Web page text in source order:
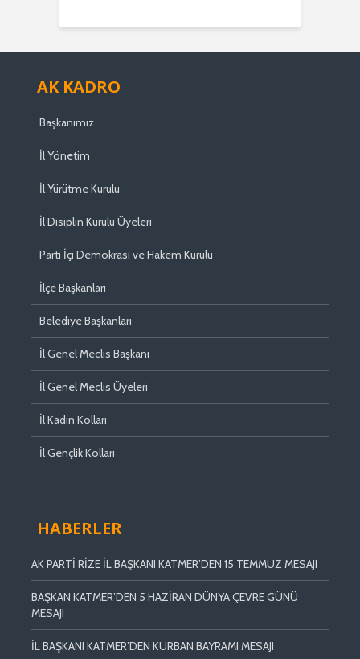
AK KADRO
Başkanımız
İl Yönetim
İl Yürütme Kurulu
İl Disiplin Kurulu Üyeleri
Parti İçi Demokrasi ve Hakem Kurulu
İlçe Başkanları
Belediye Başkanları
İl Genel Meclis Başkanı
İl Genel Meclis Üyeleri
İl Kadın Kolları
İl Gençlik Kolları
HABERLER
AK PARTİ RİZE İL BAŞKANI KATMER’DEN 15 TEMMUZ MESAJI
BAŞKAN KATMER’DEN 5 HAZİRAN DÜNYA ÇEVRE GÜNÜ
MESAJI
İL BAŞKANI KATMER’DEN KURBAN BAYRAMI MESAJI